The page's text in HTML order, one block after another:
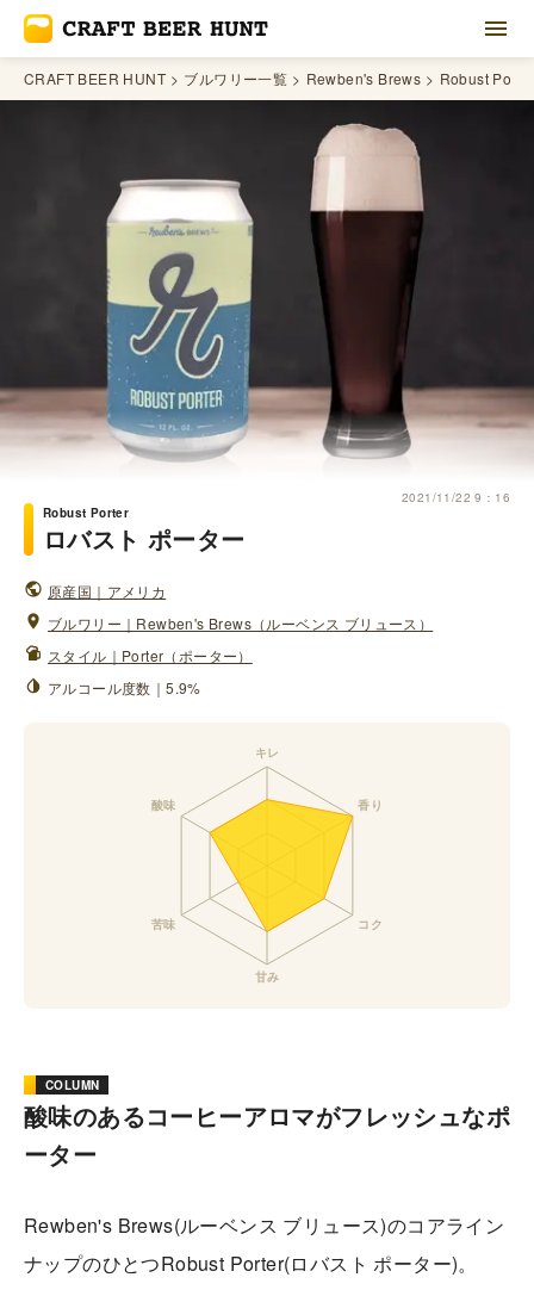
CRAFT BEER HUNT ブルワリー一覧 Rewben's Brews Robust Porter
2021/11/22 9：16
Robust Porter
ロバスト ポーター
原産国｜アメリカ
ブルワリー｜Rewben's Brews（ルーベンス ブリュース）
スタイル｜Porter（ポーター）
アルコール度数｜5.9%
COLUMN
酸味のあるコーヒーアロマがフレッシュなポ
ーター
Rewben's Brews(ルーベンス ブリュース)のコアライン
ナップのひとつRobust Porter(ロバスト ポーター)。